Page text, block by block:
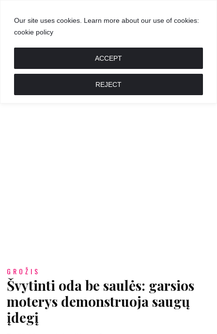
Our site uses cookies. Learn more about our use of cookies:
cookie policy
REJECT
ACCEPT
GROŽIS
MADA
GROŽIS
Švytinti oda be saulės: garsios
moterys demonstruoja saugų
įdegį